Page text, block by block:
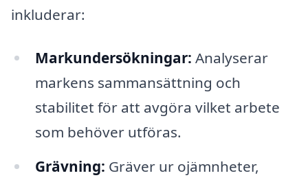
inkluderar:
Markundersökningar: Analyserar
markens sammansättning och
stabilitet för att avgöra vilket arbete
som behöver utföras.
Grävning: Gräver ur ojämnheter,